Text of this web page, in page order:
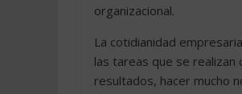
organizacional.
La cotidianidad
las tareas que se
resultados, hacer mucho